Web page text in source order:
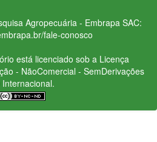
Agropecuária - Embrapa SAC:
fale-conosco
está licenciado sob a Licença
- NãoComercial - SemDerivações
Internacional.